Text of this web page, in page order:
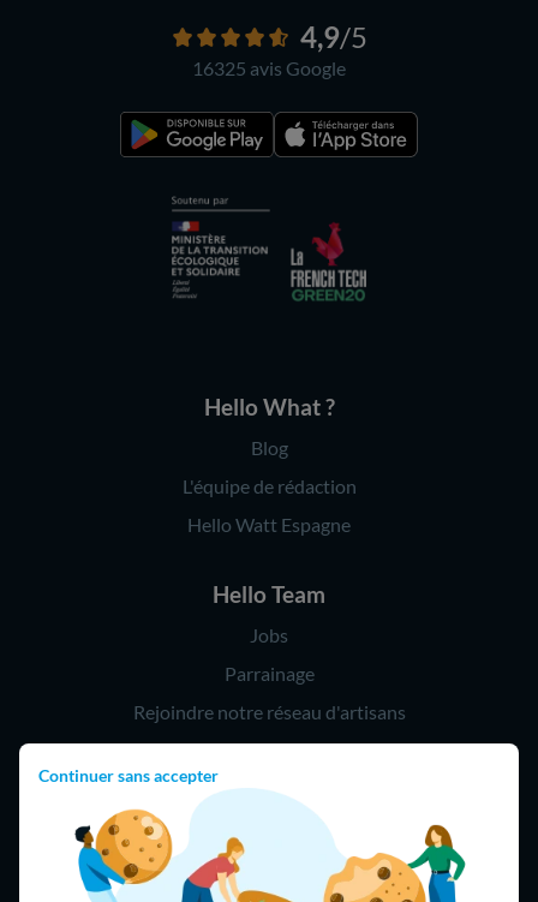
Continuer sans accepter
4,9/5
16325 avis Google
Hello What ?
Blog
L'équipe de rédaction
Hello Watt Espagne
Hello Team
Jobs
Parrainage
Rejoindre notre réseau d'artisans
Hello !
09 75 18 60 60
(8h-21h)
75018 Paris